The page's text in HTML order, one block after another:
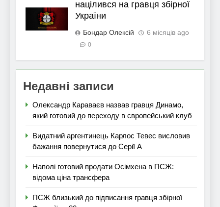
націлився на гравця збірної
України
Бондар Олексій 6 місяців ago
0
Недавні записи
Олександр Караваєв назвав гравця Динамо,
який готовий до переходу в європейський клуб
Видатний аргентинець Карлос Тевес висловив
бажання повернутися до Серії А
Наполі готовий продати Осімхена в ПСЖ:
відома ціна трансфера
ПСЖ близький до підписання гравця збірної